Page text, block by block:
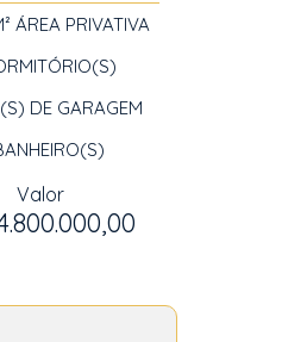
ÁREA PRIVATIVA
DE GARAGEM
Valor